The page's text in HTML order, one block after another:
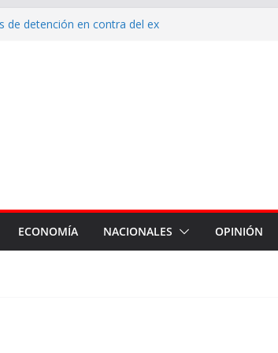
de detención en contra del ex
ECONOMÍA NACIONALES OPINIÓN